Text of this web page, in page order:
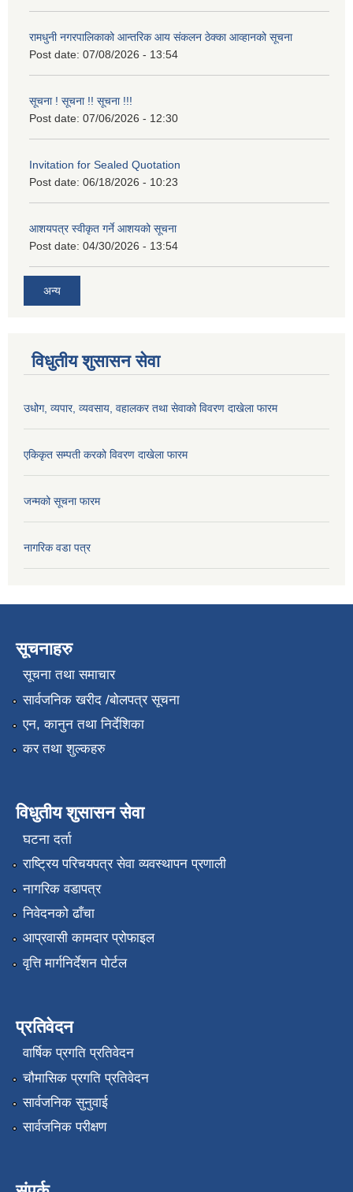
रामधुनी नगरपालिकाको आन्तरिक आय संकलन ठेक्का आव्हानको सूचना
Post date: 07/08/2026 - 13:54
सूचना ! सूचना !! सूचना !!!
Post date: 07/06/2026 - 12:30
Invitation for Sealed Quotation
Post date: 06/18/2026 - 10:23
आशयपत्र स्वीकृत गर्ने आशयको सूचना
Post date: 04/30/2026 - 13:54
अन्य
विधुतीय शुसासन सेवा
उधोग, व्यपार, व्यवसाय, वहालकर तथा सेवाको विवरण दाखेला फारम
एकिकृत सम्पती करको विवरण दाखेला फारम
जन्मको सूचना फारम
नागरिक वडा पत्र
सूचनाहरु
सूचना तथा समाचार
सार्वजनिक खरीद /बोलपत्र सूचना
एन, कानुन तथा निर्देशिका
कर तथा शुल्कहरु
विधुतीय शुसासन सेवा
घटना दर्ता
राष्ट्रिय परिचयपत्र सेवा व्यवस्थापन प्रणाली
नागरिक वडापत्र
निवेदनको ढाँचा
आप्रवासी कामदार प्रोफाइल
वृत्ति मार्गनिर्देशन पोर्टल
प्रतिवेदन
वार्षिक प्रगति प्रतिवेदन
चौमासिक प्रगति प्रतिवेदन
सार्वजनिक सुनुवाई
सार्वजनिक परीक्षण